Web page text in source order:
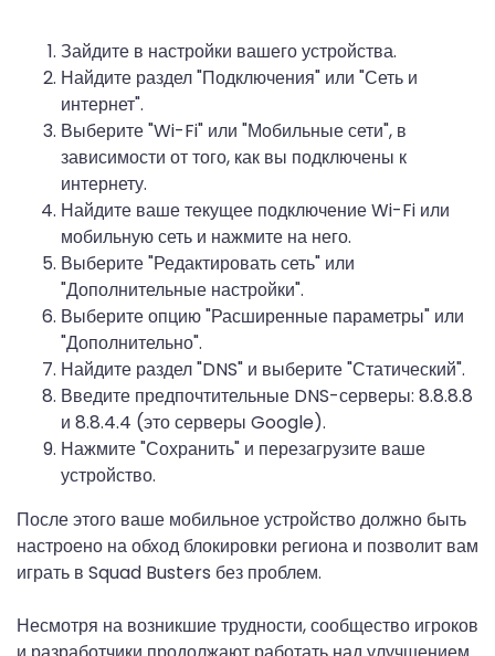
Зайдите в настройки вашего устройства.
Найдите раздел "Подключения" или "Сеть и
интернет".
Выберите "Wi-Fi" или "Мобильные сети", в
зависимости от того, как вы подключены к
интернету.
Найдите ваше текущее подключение Wi-Fi или
мобильную сеть и нажмите на него.
Выберите "Редактировать сеть" или
"Дополнительные настройки".
Выберите опцию "Расширенные параметры" или
"Дополнительно".
Найдите раздел "DNS" и выберите "Статический".
Введите предпочтительные DNS-серверы: 8.8.8.8
и 8.8.4.4 (это серверы Google).
Нажмите "Сохранить" и перезагрузите ваше
устройство.
После этого ваше мобильное устройство должно быть
настроено на обход блокировки региона и позволит вам
играть в Squad Busters без проблем.
Несмотря на возникшие трудности, сообщество игроков